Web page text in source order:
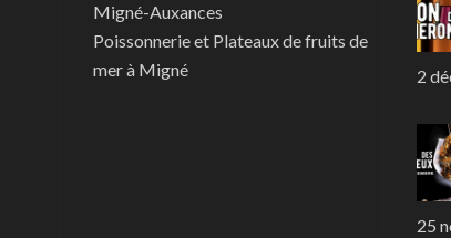
Migné-Auxances
Poissonnerie et Plateaux de fruits de
mer à Migné
2
25